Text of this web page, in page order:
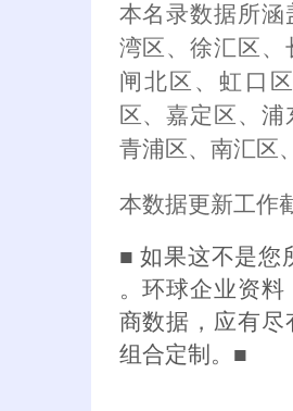
本名录数据所
湾区、徐汇区
闸北区、虹口
区、嘉定区、
青浦区、南汇区
本数据更新工作
■ 如果这不是您
。环球企业资
商数据，应有
组合定制。■